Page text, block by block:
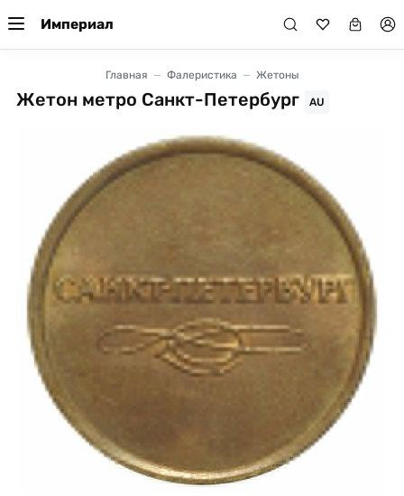
Империал
Главная Фалеристика Жетоны
Жетон метро Санкт-Петербург AU